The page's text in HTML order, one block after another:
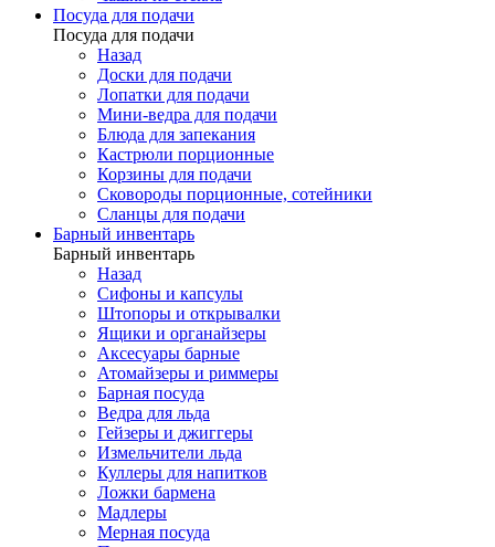
Посуда для подачи
Посуда для подачи
Назад
Доски для подачи
Лопатки для подачи
Мини-ведра для подачи
Блюда для запекания
Кастрюли порционные
Корзины для подачи
Сковороды порционные, сотейники
Сланцы для подачи
Барный инвентарь
Барный инвентарь
Назад
Сифоны и капсулы
Штопоры и открывалки
Ящики и органайзеры
Аксесуары барные
Атомайзеры и риммеры
Барная посуда
Ведра для льда
Гейзеры и джиггеры
Измельчители льда
Куллеры для напитков
Ложки бармена
Мадлеры
Мерная посуда